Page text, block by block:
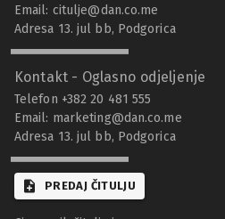
Email: citulje@dan.co.me
Adresa 13. jul bb, Podgorica
Kontakt - Oglasno odjeljenje
Telefon +382 20 481 555
Email: marketing@dan.co.me
Adresa 13. jul bb, Podgorica
PREDAJ ČITULJU